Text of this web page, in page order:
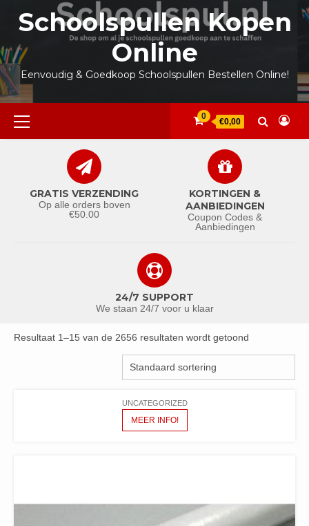
inhoud
Schoolspullen Kopen
Online
Eenvoudig & Goedkoop Schoolspullen Bestellen Online!
Primair
menu
0
€0,00
GRATIS VERZENDING
Op alle orders boven
€50.00
KORTINGEN &
AANBIEDINGEN
Coupon Codes &
Aanbiedingen
24/7 SUPPORT
We staan 24/7 voor u klaar
Resultaat 1–15 van de 2656 resultaten wordt getoond
UNCATEGORIZED
MEER INFO!